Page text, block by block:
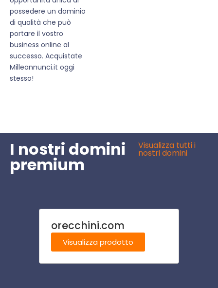
possedere un dominio
di qualità che può
portare il vostro
business online al
successo. Acquistate
Milleannunci.it oggi
stesso!
I nostri domini
premium
Visualizza tutti i
nostri domini
orecchini.com
Visualizza prodotto